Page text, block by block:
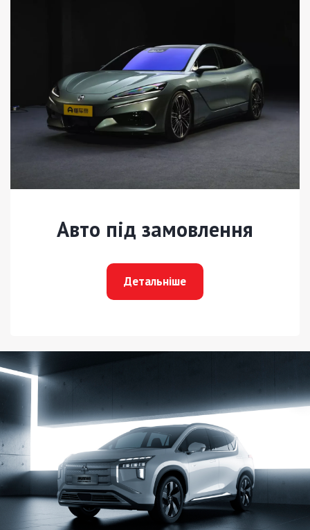
Авто під замовлення
Детальніше